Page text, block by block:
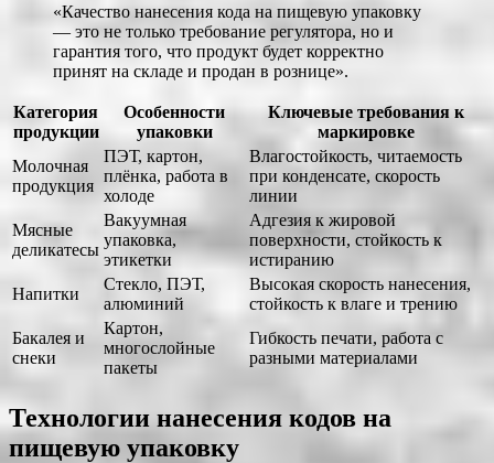
«Качество нанесения кода на пищевую упаковку
— это не только требование регулятора, но и
гарантия того, что продукт будет корректно
принят на складе и продан в рознице».
Категория
продукции
Особенности
упаковки
Ключевые требования к
маркировке
Молочная
продукция
ПЭТ, картон,
плёнка, работа в
холоде
Влагостойкость, читаемость
при конденсате, скорость
линии
Мясные
деликатесы
Вакуумная
упаковка,
этикетки
Адгезия к жировой
поверхности, стойкость к
истиранию
Напитки
Стекло, ПЭТ,
алюминий
Высокая скорость нанесения,
стойкость к влаге и трению
Бакалея и
снеки
Картон,
многослойные
пакеты
Гибкость печати, работа с
разными материалами
Технологии нанесения кодов на
пищевую упаковку